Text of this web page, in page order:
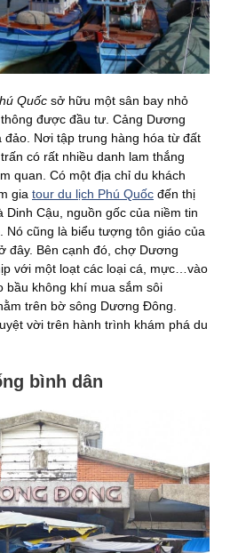
Quốc sở hữu một sân bay nhỏ
được đầu tư. Cảng Dương
Nơi tập trung hàng hóa từ đất
có rất nhiều danh lam thắng
quan. Có một địa chỉ du khách
gia tour du lịch Phú Quốc đến thị
Cậu, nguồn gốc của niềm tin
Nó cũng là biểu tượng tôn giáo của
đây. Bên cạnh đó, chợ Dương
với một loạt các loại cá, mực…vào
bầu không khí mua sắm sôi
trên bờ sông Dương Đông.
vời trên hành trình khám phá du
bình dân